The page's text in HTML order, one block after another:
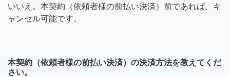
いいえ。本契約（依頼者様の前払い決済）前であれば、キ
ャンセル可能です。
本契約（依頼者様の前払い決済）の決済方法を教えてくだ
さい。